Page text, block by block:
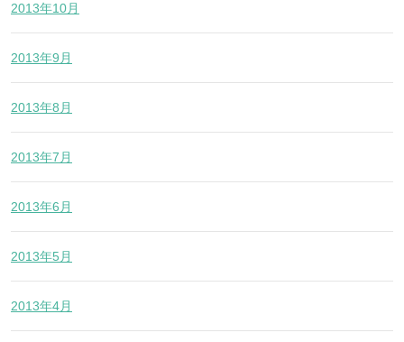
2013年10月
2013年9月
2013年8月
2013年7月
2013年6月
2013年5月
2013年4月